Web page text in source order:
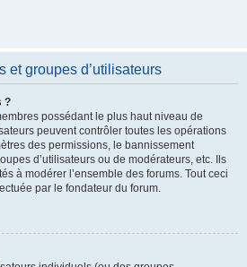
et groupes d’utilisateurs
?
possédant le plus haut niveau de
peuvent contrôler toutes les opérations
des permissions, le bannissement
d’utilisateurs ou de modérateurs, etc. Ils
à modérer l’ensemble des forums. Tout ceci
par le fondateur du forum.